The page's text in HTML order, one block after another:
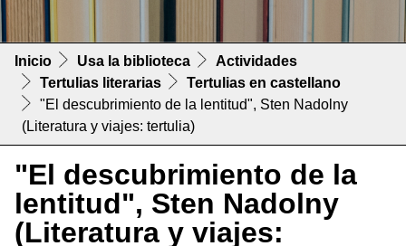
Inicio Usa la biblioteca
Actividades
Tertulias literarias
Tertulias en castellano
"El descubrimiento de la lentitud", Sten Nadolny
(Literatura y viajes: tertulia)
"El descubrimiento de la
lentitud", Sten Nadolny
(Literatura y viajes: